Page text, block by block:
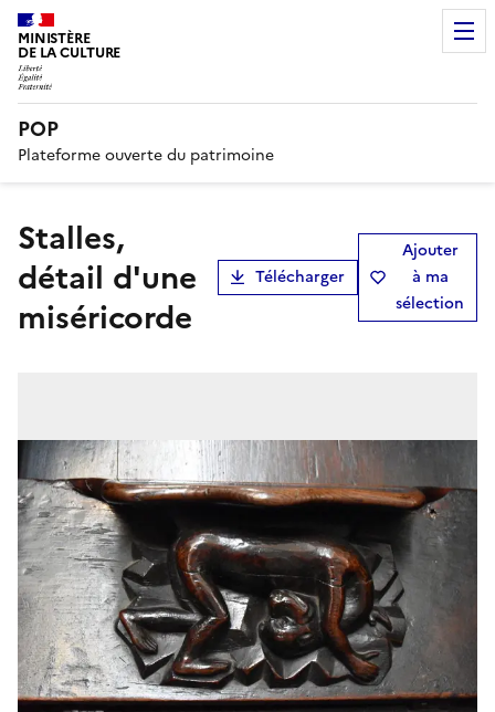
MINISTÈRE
DE LA CULTURE
POP
Plateforme ouverte du patrimoine
stalles,
détail d'une
miséricorde
Télécharger
Ajouter
à ma
sélection